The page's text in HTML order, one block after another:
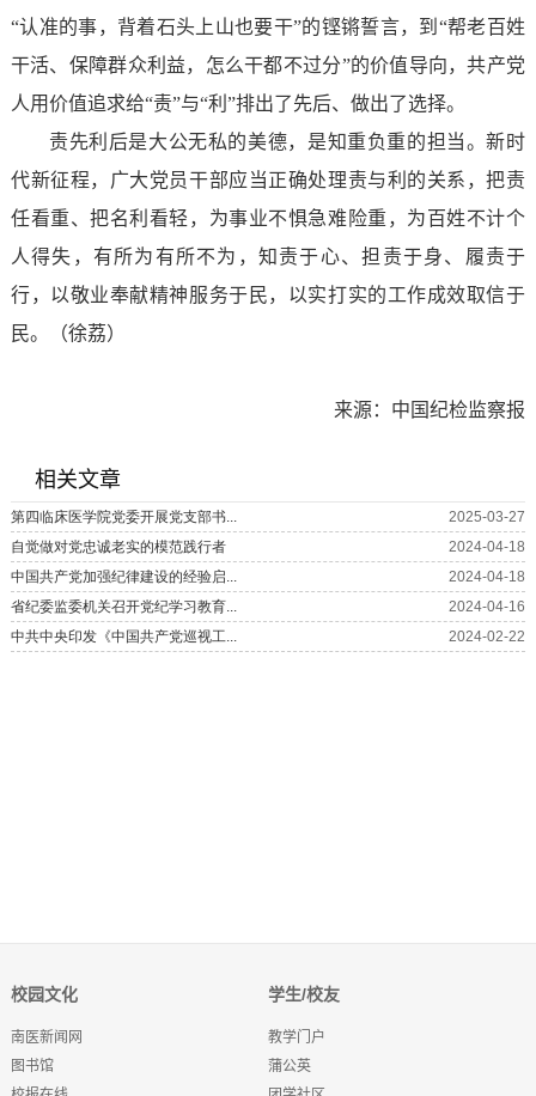
“认准的事，背着石头上山也要干”的铿锵誓言，到“帮老百姓
干活、保障群众利益，怎么干都不过分”的价值导向，共产党
人用价值追求给“责”与“利”排出了先后、做出了选择。
责先利后是大公无私的美德，是知重负重的担当。新时
代新征程，广大党员干部应当正确处理责与利的关系，把责
任看重、把名利看轻，为事业不惧急难险重，为百姓不计个
人得失，有所为有所不为，知责于心、担责于身、履责于
行，以敬业奉献精神服务于民，以实打实的工作成效取信于
民。（徐荔）
来源：中国纪检监察报
相关文章
校园文化
南医新闻网
图书馆
学生/校友
教学门户
蒲公英